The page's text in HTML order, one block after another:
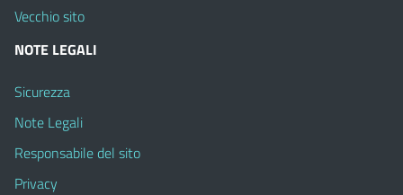
Vecchio sito
NOTE LEGALI
Sicurezza
Note Legali
Responsabile del sito
Privacy